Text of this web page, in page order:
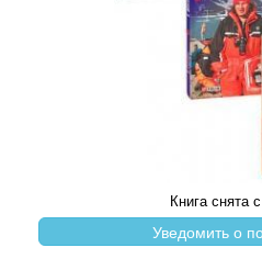
Книга снята
Уведомить о